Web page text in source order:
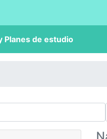
Planes de estudio